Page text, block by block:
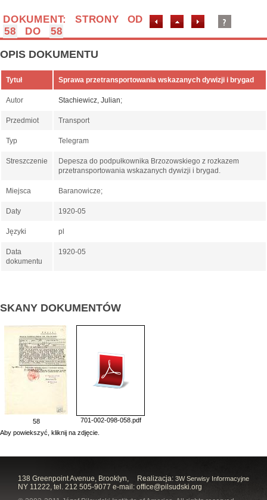
DOKUMENT: STRONY OD
58
DO 58
OPIS DOKUMENTU
Tytuł Sprawa przetransportowania wskazanych dywizji i brygad
Autor Stachiewicz, Julian;
Przedmiot Transport
Typ Telegram
Streszczenie
Depesza do podpułkownika Brzozowskiego z rozkazem
przetransportowania wskazanych dywizji i brygad.
Miejsca Baranowicze;
Daty 1920-05
Języki pl
Data
dokumentu
1920-05
SKANY DOKUMENTÓW
58
701-002-098-058.pdf
Aby powiekszyć, kliknij na zdjęcie.
Realizacja: 3W Serwisy Informacyjne
138 Greenpoint Avenue, Brooklyn,
NY 11222, tel. 212 505-9077 e-mail: office@pilsudski.org